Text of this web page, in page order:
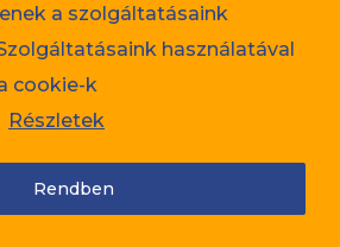
a szolgáltatásaink
használatával
cookie-k
Részletek
Rendben
Adatvédelem
Cookie tájékoztató